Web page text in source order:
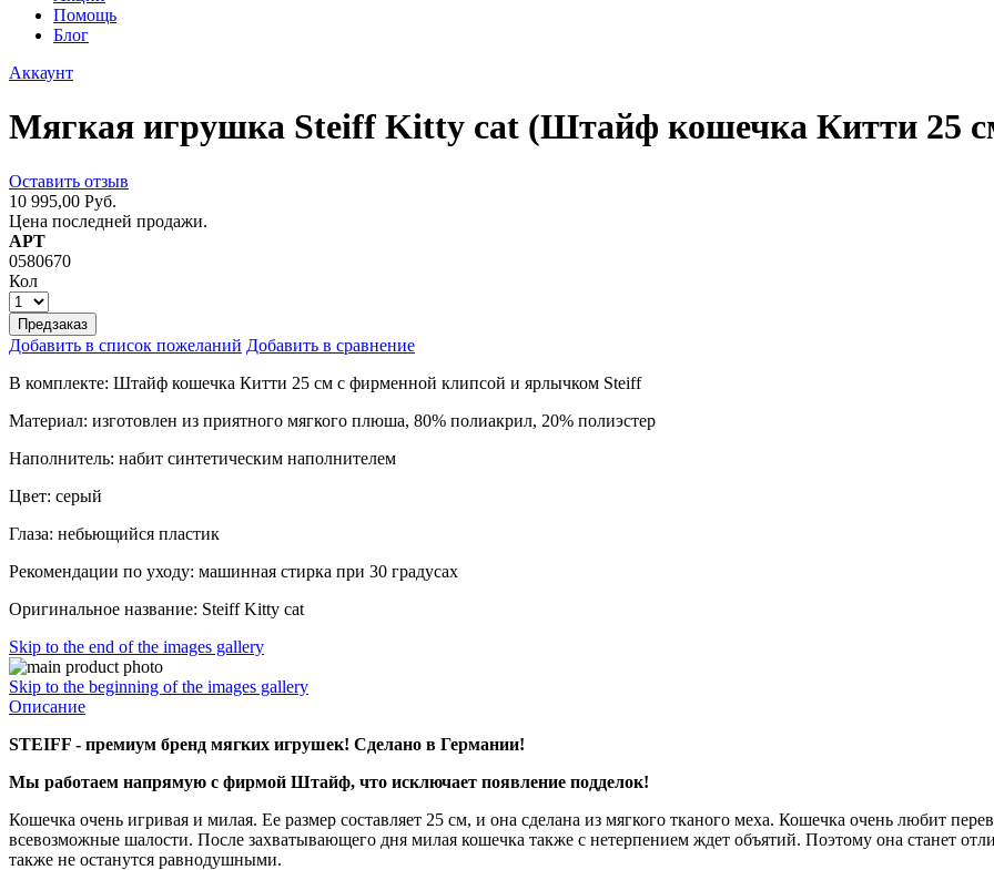
Помощь
Блог
Аккаунт
Мягкая игрушка Steiff Kitty cat (Штайф кошечка Китти 25
Оставить отзыв
10 995,00 Руб.
Цена последней продажи.
АРТ
0580670
Кол
Предзаказ
Добавить в список пожеланий Добавить в сравнение
В комплекте: Штайф кошечка Китти 25 см с фирменной клипсой и ярлычком Steiff
Материал: изготовлен из приятного мягкого плюша, 80% полиакрил, 20% полиэстер
Наполнитель: набит синтетическим наполнителем
Цвет: серый
Глаза: небьющийся пластик
Рекомендации по уходу: машинная стирка при 30 градусах
Оригинальное название: Steiff Kitty cat
Skip to the end of the images gallery
Skip to the beginning of the images gallery
Описание
STEIFF - премиум бренд мягких игрушек! Сделано в Германии!
Мы работаем напрямую с фирмой Штайф, что исключает появление подделок!
Кошечка очень игривая и милая. Ее размер составляет 25 см, и она сделана из мягкого тканого меха. Кошечка очень любит
всевозможные шалости. После захватывающего дня милая кошечка также с нетерпением ждет объятий. Поэтому она станет
также не останутся равнодушными.